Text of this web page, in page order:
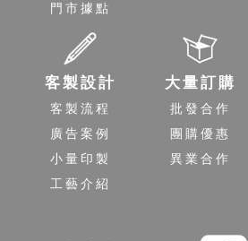
門市據點
客製設計
客製流程
廣告案例
小量印製
工藝介紹
大量訂購
批發合作
團購優惠
異業合作